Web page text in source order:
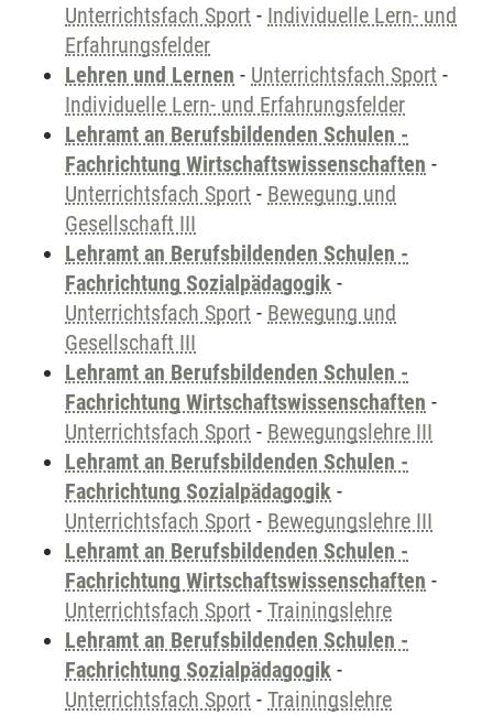
Unterrichtsfach Sport - Individuelle Lern- und
Erfahrungsfelder
Lehren und Lernen - Unterrichtsfach Sport -
Individuelle Lern- und Erfahrungsfelder
Lehramt an Berufsbildenden Schulen -
Fachrichtung Wirtschaftswissenschaften -
Unterrichtsfach Sport - Bewegung und
Gesellschaft III
Lehramt an Berufsbildenden Schulen -
Fachrichtung Sozialpädagogik -
Unterrichtsfach Sport - Bewegung und
Gesellschaft III
Lehramt an Berufsbildenden Schulen -
Fachrichtung Wirtschaftswissenschaften -
Unterrichtsfach Sport - Bewegungslehre III
Lehramt an Berufsbildenden Schulen -
Fachrichtung Sozialpädagogik -
Unterrichtsfach Sport - Bewegungslehre III
Lehramt an Berufsbildenden Schulen -
Fachrichtung Wirtschaftswissenschaften -
Unterrichtsfach Sport - Trainingslehre
Lehramt an Berufsbildenden Schulen -
Fachrichtung Sozialpädagogik -
Unterrichtsfach Sport - Trainingslehre